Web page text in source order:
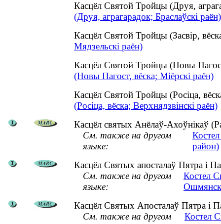
Касцёл Святой Тройцы (Друя,
(Друя, аграгарадок; Браслаўскі раён)
Касцёл Святой Тройцы (Засвір,
Мядзельскі раён)
Касцёл Святой Тройцы (Новы
(Новы Пагост, вёска; Міёрскі раён)
Касцёл Святой Тройцы (Росіца,
(Росіца, вёска; Верхнядзвінскі раён)
Касцёл святых Анёлаў-Ахоўнікаў
См. также на другом
языке:
район)
Касцёл Святых апосталаў Пятра і
См. также на другом
языке:
Костел
Касцёл Святых Апосталаў Пятра і
См. также на другом
Костел